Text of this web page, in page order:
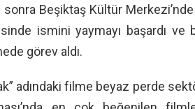
Beşiktaş Kültür Merkezi’nde
ismini yaymayı başardı ve
görev aldı.
adındaki filme beyaz perde